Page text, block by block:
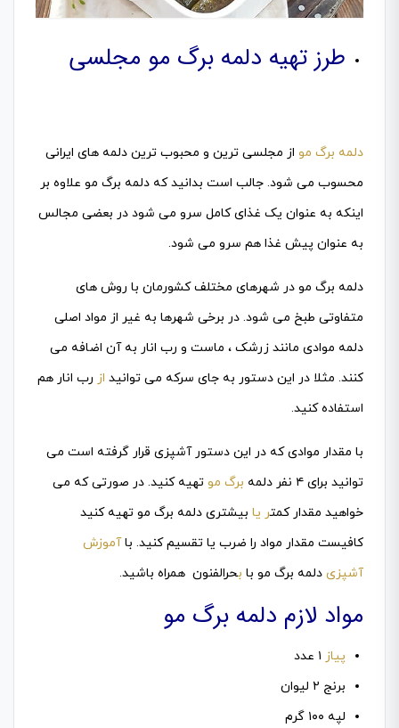
طرز تهیه دلمه برگ مو مجلسی
دلمه برگ مو از مجلسی ترین و محبوب ترین دلمه های ایرانی
محسوب می شود. جالب است بدانید که دلمه برگ مو علاوه بر
اینکه به عنوان یک غذای کامل سرو می شود در بعضی مجالس
به عنوان پیش غذا هم سرو می شود.
دلمه برگ مو در شهرهای مختلف کشورمان با روش های
متفاوتی طبخ می شود. در برخی شهرها به غیر از مواد اصلی
دلمه موادی مانند زرشک ، ماست و رب انار به آن اضافه می
کنند. مثلا در این دستور به جای سرکه می توانید از رب انار هم
استفاده کنید.
با مقدار موادی که در این دستور آشپزی قرار گرفته است می
توانید برای ۴ نفر دلمه
برگ مو تهیه کنید. در صورتی که می
خواهید مقدار کمتر یا بیشتری دلمه برگ مو تهیه کنید
کافیست مقدار مواد را ضرب یا تقسیم کنید. باآموزش
آشپزی دلمه برگ مو با بحرالفنون همراه باشید.
مواد لازم دلمه برگ مو
پیاز
برنج ۲ لیوان
لپه ۱۰۰ گرم